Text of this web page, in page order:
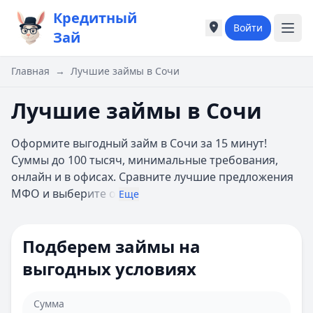
Кредитный
Зай
Города России
Екатеринбург
Казань
Астрахань
Б
Барнаул
Города России
Екатеринбург
Казань
Астрахань
Б
Барнаул
Войти
Главная → Лучшие займы в Сочи
Лучшие займы в Сочи
Оформите выгодный займ в Сочи за 15 минут!
Суммы до 100 тысяч, минимальные требования,
онлайн и в офисах. Сравните лучшие предложения
МФО и выберите о Еще
Подберем займы на
выгодных условиях
Сумма